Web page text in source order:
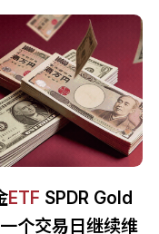
ETF SPDR Gold
个交易日继续维